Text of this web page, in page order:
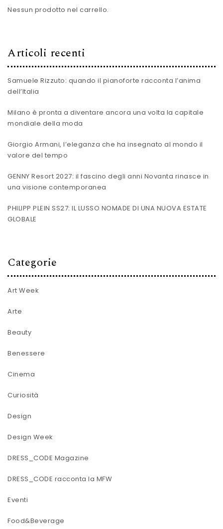
Nessun prodotto nel carrello.
Articoli recenti
Samuele Rizzuto: quando il pianoforte racconta l’anima
dell’Italia
Milano è pronta a diventare ancora una volta la capitale
mondiale della moda
Giorgio Armani, l’eleganza che ha insegnato al mondo il
valore del tempo
GENNY Resort 2027: il fascino degli anni Novanta rinasce in
una visione contemporanea
PHILIPP PLEIN SS27: IL LUSSO NOMADE DI UNA NUOVA ESTATE
GLOBALE
Categorie
Art Week
Arte
Beauty
Benessere
Cinema
Curiosità
Design
Design Week
DRESS_CODE Magazine
DRESS_CODE racconta la MFW
Eventi
Food&Beverage